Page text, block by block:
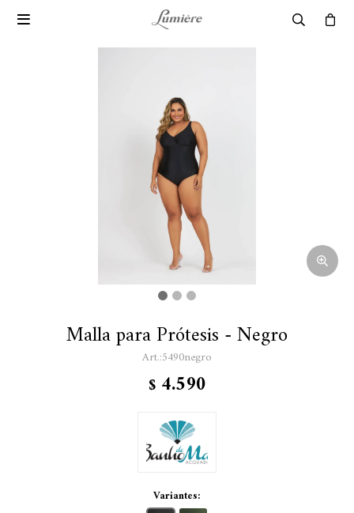

Malla para Prótesis - Negro
5490negro
$ 4.590
Variantes: